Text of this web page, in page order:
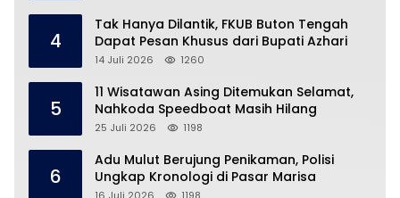
4
Tak Hanya Dilantik, FKUB Buton Tengah
Dapat Pesan Khusus dari Bupati Azhari
14 Juli 2026 1260
5
11 Wisatawan Asing Ditemukan Selamat,
Nahkoda Speedboat Masih Hilang
25 Juli 2026 1198
6
Adu Mulut Berujung Penikaman, Polisi
Ungkap Kronologi di Pasar Marisa
16 Juli 2026 1198